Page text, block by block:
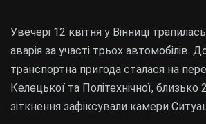
Увечері 12 квітня у Вінниці
аварія за участі трьох автомобілів.
транспортна пригода сталася на
Келецької та Політехнічної,
зіткнення зафіксували камери